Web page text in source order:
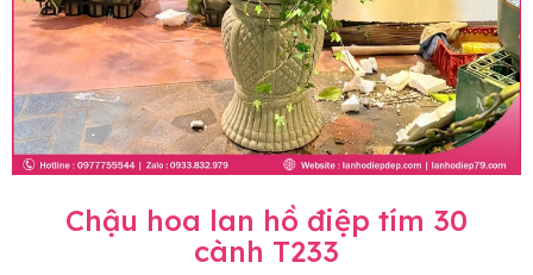
Chậu hoa lan hồ điệp tím 30
cành T233